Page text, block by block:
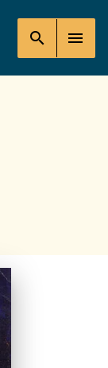
search menu